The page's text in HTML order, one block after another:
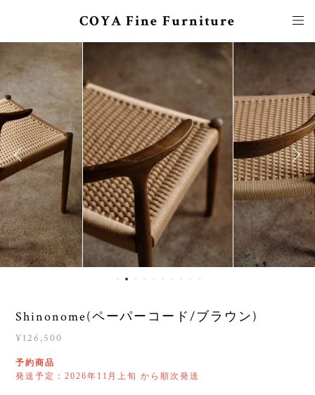
COYA Fine Furniture
Shinonome(ペーパーコード/ブラウン)
¥126,500
予約商品
発送予定：2026年11月上旬 から順次発送